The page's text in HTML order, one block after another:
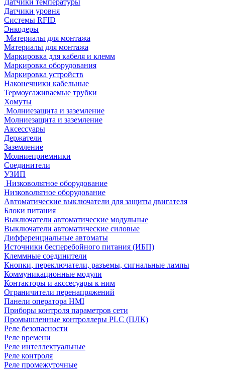
Датчики температуры
Датчики уровня
Системы RFID
Энкодеры
Материалы для монтажа
Материалы для монтажа
Маркировка для кабеля и клемм
Маркировка оборудования
Маркировка устройств
Наконечники кабельные
Термоусаживаемые трубки
Хомуты
Молниезащита и заземление
Молниезащита и заземление
Аксессуары
Держатели
Заземление
Молниеприемники
Соединители
УЗИП
Низковольтное оборудование
Низковольтное оборудование
Автоматические выключатели для защиты двигателя
Блоки питания
Выключатели автоматические модульные
Выключатели автоматические силовые
Дифференциальные автоматы
Источники бесперебойного питания (ИБП)
Клеммные соединители
Кнопки, переключатели, разъемы, сигнальные лампы
Коммуникационные модули
Контакторы и акссесуары к ним
Ограничители перенапряжений
Панели оператора HMI
Приборы контроля параметров сети
Промышленные контроллеры PLC (ПЛК)
Реле безопасности
Реле времени
Реле интеллектуальные
Реле контроля
Реле промежуточные